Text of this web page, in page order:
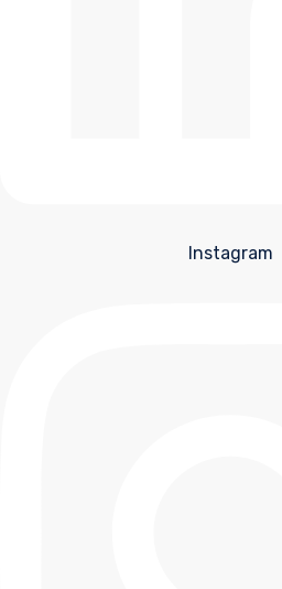
Instagram